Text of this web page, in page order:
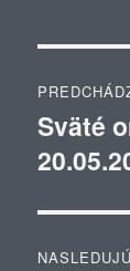
v
článku
článok:
Sväté